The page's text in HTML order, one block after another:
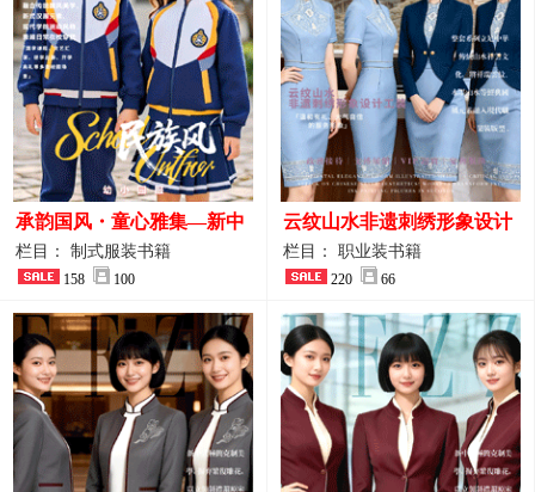
承韵国风・童心雅集—新中
式民族风小学与幼儿园全套
校服定制图鉴
栏目： 制式服装书籍
158 100
云纹山水非遗刺绣形象设计
工装｜会议礼仪接待人员制
服画册
栏目： 职业装书籍
220 66